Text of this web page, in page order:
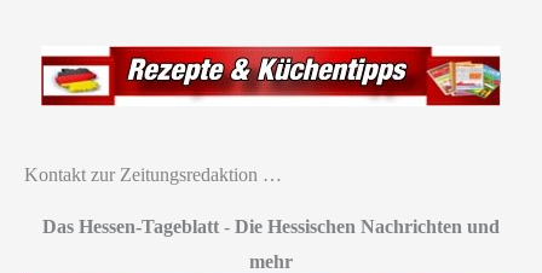
Kontakt zur Zeitungsredaktion …
Das Hessen-Tageblatt - Die Hessischen Nachrichten und
mehr